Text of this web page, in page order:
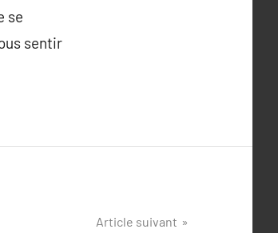
se
sentir
Article suivant